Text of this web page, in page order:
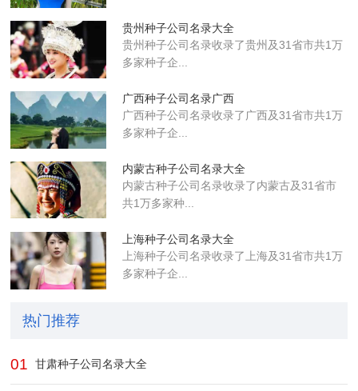
贵州种子公司名录大全
贵州种子公司名录收录了贵州及31省市共1万
多家种子企...
广西种子公司名录广西
广西种子公司名录收录了广西及31省市共1万
多家种子企...
内蒙古种子公司名录大全
内蒙古种子公司名录收录了内蒙古及31省市
共1万多家种...
上海种子公司名录大全
上海种子公司名录收录了上海及31省市共1万
多家种子企...
热门推荐
01 甘肃种子公司名录大全